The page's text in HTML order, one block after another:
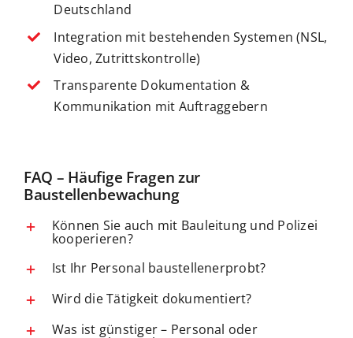
Deutschland
Integration mit bestehenden Systemen (NSL,
Video, Zutrittskontrolle)
Transparente Dokumentation &
Kommunikation mit Auftraggebern
FAQ – Häufige Fragen zur
Baustellenbewachung
Können Sie auch mit Bauleitung und Polizei
kooperieren?
Ist Ihr Personal baustellenerprobt?
Wird die Tätigkeit dokumentiert?
Was ist günstiger – Personal oder